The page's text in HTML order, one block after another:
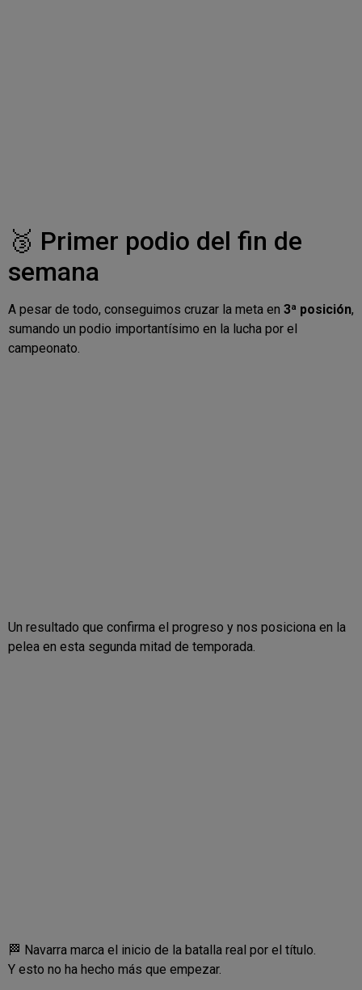
🥉 Primer podio del fin de
semana
A pesar de todo, conseguimos cruzar la meta en 3ª posición,
sumando un podio importantísimo en la lucha por el
campeonato.
Un resultado que confirma el progreso y nos posiciona en la
pelea en esta segunda mitad de temporada.
🏁 Navarra marca el inicio de la batalla real por el título.
Y esto no ha hecho más que empezar.